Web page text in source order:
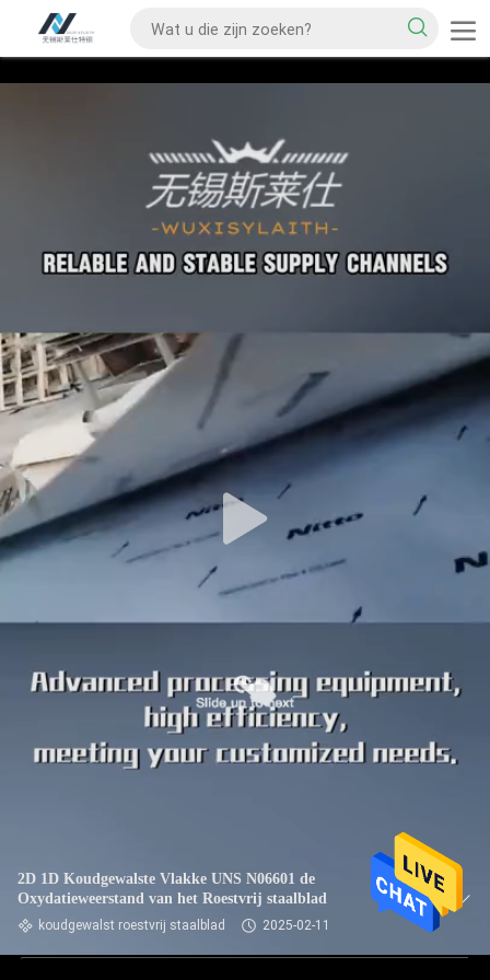
2D 1D Koudgewalste Vlakke UNS N06601 de
Oxydatieweerstand van het Roestvrij staalblad
koudgewalst roestvrij staalblad 2025-02-11